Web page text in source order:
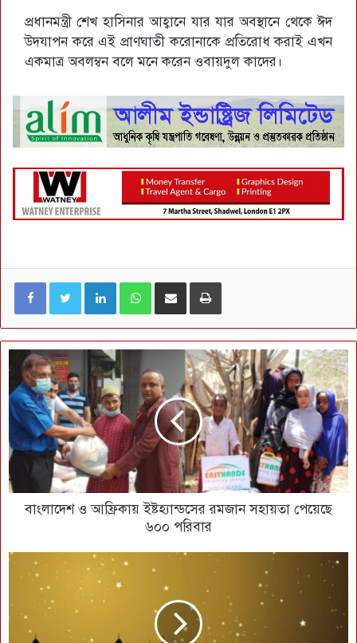
প্রধানমন্ত্রী শেখ হাসিনার আহ্বানে যার যার অবস্থানে থেকে ঈদ
উদযাপন করে এই প্রাণঘাতী করোনাকে প্রতিরোধ করাই এখন
একমাত্র অবলম্বন বলে মনে করেন ওবায়দুল কাদের।
LinkedIn WhatsApp ই-মেইলে শেয়ার করুন
বাংলাদেশ ও আফ্রিকায় ইষ্টহ্যান্ডসের রমজান সহায়তা পেয়েছে
৬০০ পরিবার